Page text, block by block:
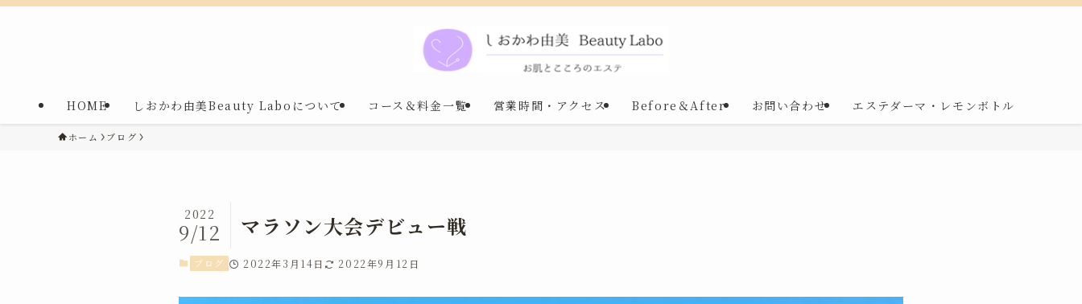
HOME しおかわ由美Beauty Laboについて コース＆料金一覧 営業時間・アクセス Before＆After お問い合わせ エステダーマ・レモンボトル
ホーム ブログ
マラソン大会デビュー戦
2022
9/12
ブログ 2022年3月14日 2022年9月12日